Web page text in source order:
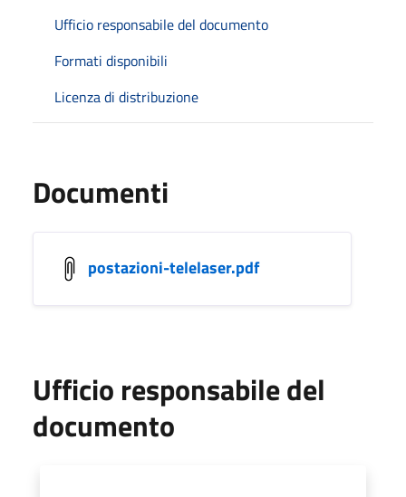
Ufficio responsabile del documento
Formati disponibili
Licenza di distribuzione
Documenti
postazioni-telelaser.pdf
Ufficio responsabile del
documento